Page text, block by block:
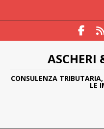
ASCHERI
CONSULENZA TRIBUTARIA,
LE